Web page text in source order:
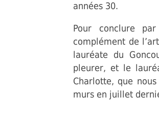
années 30.
Pour conclure
complément de
lauréate du
pleurer, et le
Charlotte, que
murs en juillet